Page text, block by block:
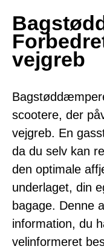
vejgreb
scootere, der
vejgreb. En
da du selv kan
den optimale
underlaget, din
bagage. Denne
information, du
velinformeret